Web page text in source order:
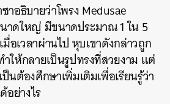
าอธิบายว่าโพรง Medusae
นาดใหญ่ มีขนาดประมาณ 1 ใน 5
อเวลาผ่านไป หุบเขาดังกล่าวถูก
ให้กลายเป็นรูปทรงที่สวยงาม แต่
นต้องศึกษาเพิ่มเติมเพื่อเรียนรู้ว่า
อย่างไร